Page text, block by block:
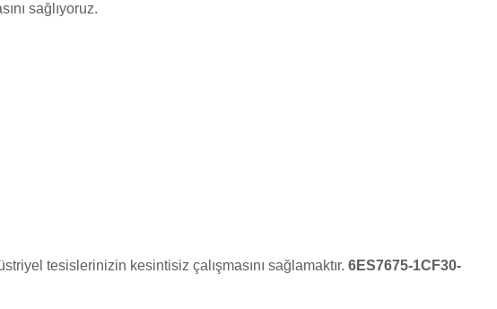
sağlıyoruz.
tesislerinizin kesintisiz çalışmasını sağlamaktır.6ES7675-1CF30-